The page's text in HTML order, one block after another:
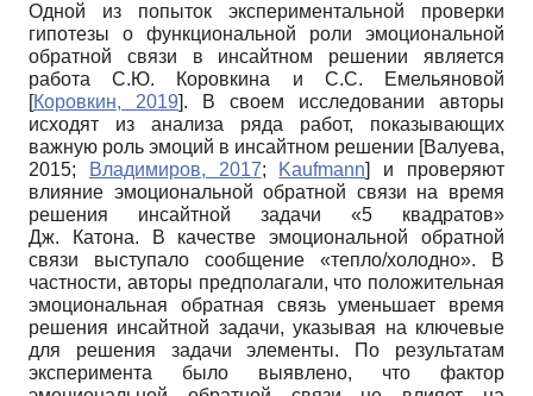
Одной из попыток экспериментальной проверки
гипотезы о функциональной роли эмоциональной
обратной связи в инсайтном решении является
работа С.Ю. Коровкина и С.С. Емельяновой
[Коровкин, 2019]. В своем исследовании авторы
исходят из анализа ряда работ, показывающих
важную роль эмоций в инсайтном решении [Валуева,
2015; Владимиров, 2017; Kaufmann]
и проверяют
влияние эмоциональной обратной связи на время
решения инсайтной задачи «5 квадратов»
Дж. Катона. В качестве эмоциональной обратной
связи выступало сообщение «тепло/холодно». В
частности, авторы предполагали, что положительная
эмоциональная обратная связь уменьшает время
решения инсайтной задачи, указывая на ключевые
для решения задачи элементы. По результатам
эксперимента было выявлено, что фактор